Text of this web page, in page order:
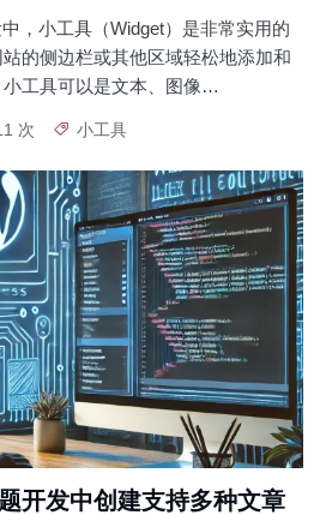
，小工具（Widget）是非常实用的
的侧边栏或其他区域轻松地添加和
小工具可以是文本、图像…
次 小工具
开发中创建支持多种文章